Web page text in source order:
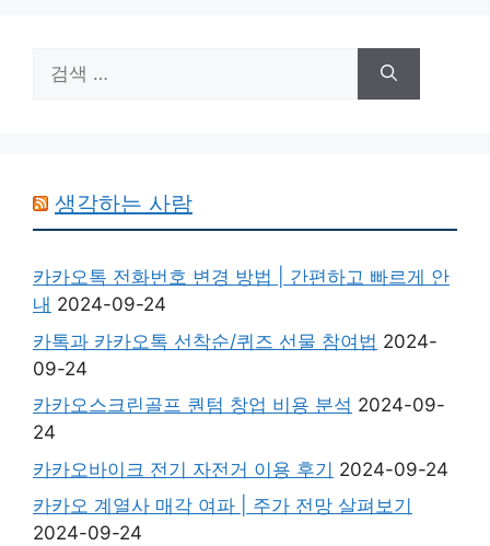
색:
생각하는 사람
카카오톡 전화번호 변경 방법 | 간편하고 빠르게 안
내 2024-09-24
카톡과 카카오톡 선착순/퀴즈 선물 참여법 2024-
09-24
카카오스크린골프 퀀텀 창업 비용 분석 2024-09-
24
카카오바이크 전기 자전거 이용 후기 2024-09-24
카카오 계열사 매각 여파 | 주가 전망 살펴보기
2024-09-24